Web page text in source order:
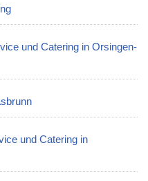
und Catering in Orsingen-
und Catering in